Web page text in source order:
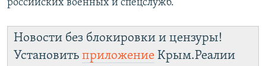
российских военных и спецслужб.
Новости без блокировки и цензуры!
Установить приложение Крым.Реалии